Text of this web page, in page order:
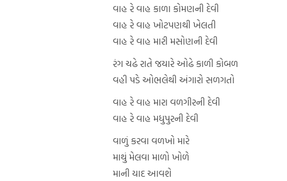
વાહ રે વાહ કાળા કોમણની દેવી
વાહ રે વાહ ખોટપણથી ખેલતી
વાહ રે વાહ મારી મસોણની દેવી
રંગ ચઢે રાતે જયારે ઓઢે કાળી કોબળ
વહી પડે ઓભલેથી અંગારો સળગતો
વાહ રે વાહ મારા વળગીરની દેવી
વાહ રે વાહ મધુપુરની દેવી
વાળું કરવા વળખો મારે
માથું મેલવા માળો ખોળે
માની યાદ આવશે